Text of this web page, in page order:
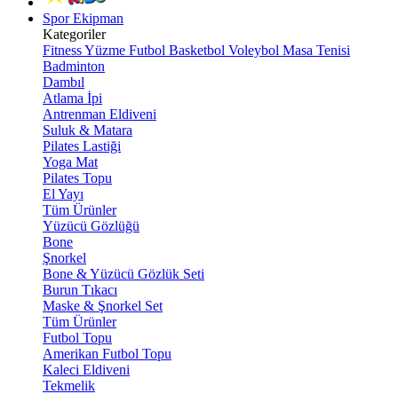
Spor Ekipman
Kategoriler
FitnessYüzme Futbol Basketbol Voleybol Masa Tenisi
Badminton
Dambıl
Atlama İpi
Antrenman Eldiveni
Suluk & Matara
Pilates Lastiği
Yoga Mat
Pilates Topu
El Yayı
Tüm Ürünler
Yüzücü Gözlüğü
Bone
Şnorkel
Bone & Yüzücü Gözlük Seti
Burun Tıkacı
Maske & Şnorkel Set
Tüm Ürünler
Futbol Topu
Amerikan Futbol Topu
Kaleci Eldiveni
Tekmelik